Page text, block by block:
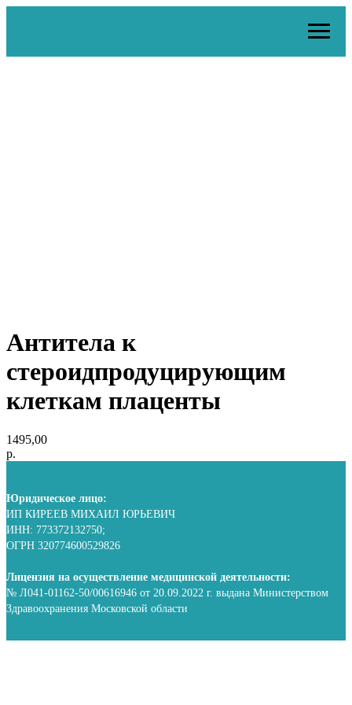
Антитела к
стероидпродуцирующим
клеткам плаценты
1495,00
р.
Юридическое лицо:
ИП КИРЕЕВ МИХАИЛ ЮРЬЕВИЧ
ИНН: 773372132750;
ОГРН 320774600529826
Лицензия на осуществление медицинской деятельности:
№ Л041-01162-50/00616946 от 20.09.2022 г. выдана Министерством
Здравоохранения Московской области